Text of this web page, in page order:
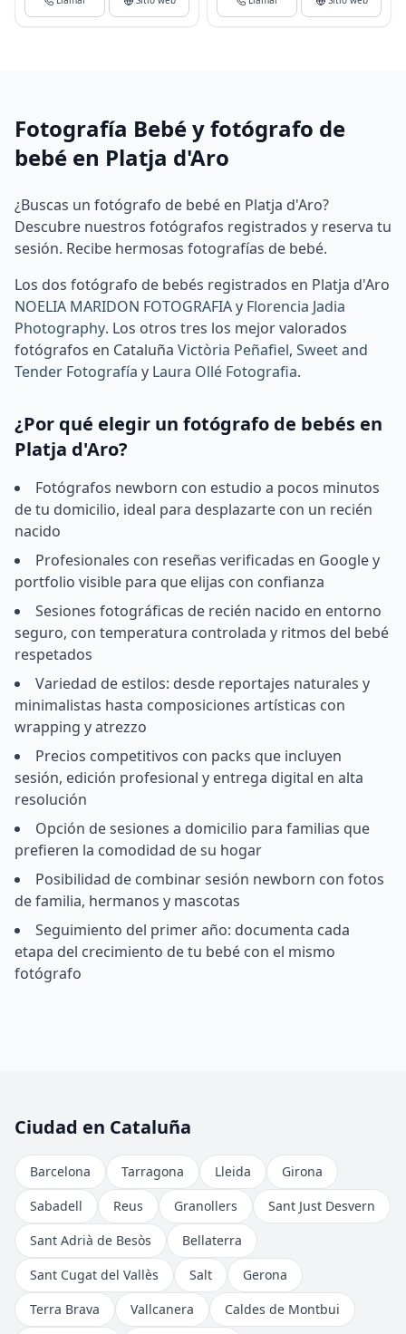
Fotografía Bebé y fotógrafo de
bebé en Platja d'Aro
¿Buscas un fotógrafo de bebé en Platja d'Aro?
Descubre nuestros fotógrafos registrados y reserva tu
sesión. Recibe hermosas fotografías de bebé.
Los dos fotógrafo de bebés registrados en Platja d'Aro
NOELIA MARIDON FOTOGRAFIAy Florencia Jadia
Photography. Los otros tres los mejor valorados
fotógrafos en Cataluña Victòria Peñafiel, Sweet and
Tender Fotografía y Laura Ollé Fotografia.
¿Por qué elegir un fotógrafo de bebés en
Platja d'Aro?
Fotógrafos newborn con estudio a pocos minutos
de tu domicilio, ideal para desplazarte con un recién
nacido
Profesionales con reseñas verificadas en Google y
portfolio visible para que elijas con confianza
Sesiones fotográficas de recién nacido en entorno
seguro, con temperatura controlada y ritmos del bebé
respetados
Variedad de estilos: desde reportajes naturales y
minimalistas hasta composiciones artísticas con
wrapping y atrezzo
Precios competitivos con packs que incluyen
sesión, edición profesional y entrega digital en alta
resolución
Opción de sesiones a domicilio para familias que
prefieren la comodidad de su hogar
Posibilidad de combinar sesión newborn con fotos
de familia, hermanos y mascotas
Seguimiento del primer año: documenta cada
etapa del crecimiento de tu bebé con el mismo
fotógrafo
Ciudad en Cataluña
Barcelona Tarragona Lleida
Girona
Sabadell
Reus Granollers
Sant Just Desvern
Sant Adrià de Besòs
Bellaterra
Sant Cugat del Vallès
Salt
Gerona
Terra Brava
Vallcanera
Caldes de Montbui